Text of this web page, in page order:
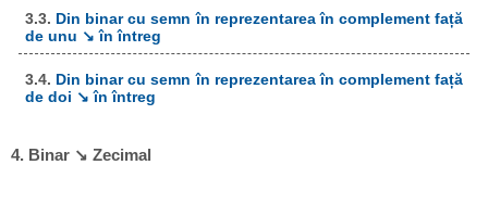
3.3. Din binar cu semn în reprezentarea în complement față
de unu ↘ în întreg
3.4. Din binar cu semn în reprezentarea în complement față
de doi ↘ în întreg
4. Binar ↘ Zecimal